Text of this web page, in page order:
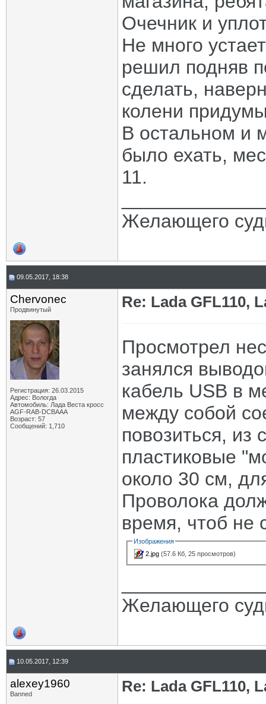
Очечник и
Не много
решил подняв
сделать,
колени
В остальном и
было ехать,
11.
Желающего
09.05.2017, 18:38
Chervonec
Продвинутый
Регистрация: 26.03.2015
Адрес: Вологда
Автомобиль: Лада Веста кросс
AGF-RAB-DCBAAA
Возраст: 57
Сообщений: 1,710
Re: Lada GFL110,
Просмотрел
занялся
кабель USB в
между собой
повозиться, из
пластиковые
около 30 см,
Проволока
время, чтоб не
Изображения
2.jpg (57.6 Кб, 25 просмотров)
Желающего
10.05.2017, 12:39
alexey1960
Banned
Re: Lada GFL110,